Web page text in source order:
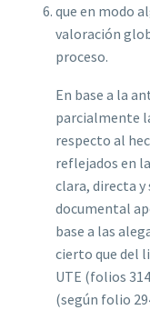
que en modo
valoración
proceso.
En base a la
parcialmente
respecto al
ref‌lejados en
clara, directa
documental
base a las
cierto que del
UTE (folios
(según folio